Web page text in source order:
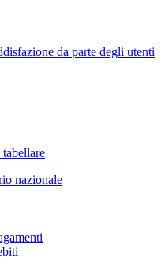
da parte degli utenti
nazionale